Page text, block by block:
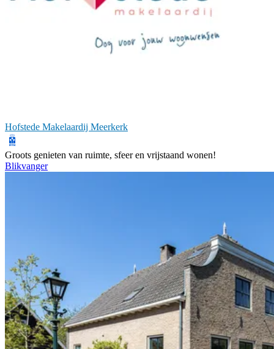
Hofstede Makelaardij Meerkerk
Groots genieten van ruimte, sfeer en vrijstaand wonen!
Blikvanger